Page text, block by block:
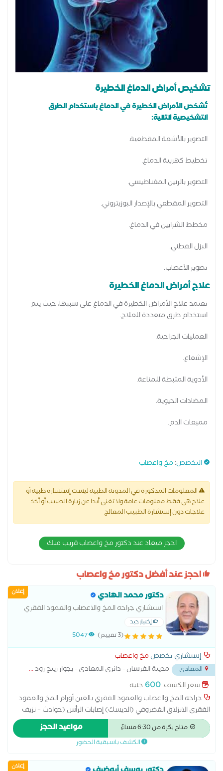
تشخيص أمراض الدماغ الخطيرة
تُشخص الأمراض الخطيرة في الدماغ باستخدام الطرق
التشخيصية التالية:
التصوير بالأشعة المقطعية.
تخطيط كهربية الدماغ.
التصوير بالرنين المغناطيسي.
التصوير المقطعي بالإصدار البوزيتروني.
مخطط الشرايين في الدماغ.
البزل القطني.
تصوير الأعصاب.
علاج أمراض الدماغ الخطيرة
تعتمد علاج الأمراض الخطيرة في الدماغ على سببها، حيث يتم
استخدام طرق متعددة للعلاج.
العمليات الجراحية.
الإشعاع.
الأدوية المثبطة للمناعة.
المضادات الحيوية.
مميعات الدم.
التخصص: مخ واعصاب
المعلومات المذكورة في المدونة الطبية ليست إستشارة طبية أو
علاج هي فقط معلومات عامة ولا تغني أبدا عن زيارة الطبيب أو أخذ
علاجات دون إستشارة الطبيب المعالج
احجز ميعاد عند دكتور مخ واعصاب قريب منك
احجز عند أفضل دكتور مخ واعصاب
إعلان دكتور محمد الهادي
استشاري جراحه المخ والاعصاب والعمود الفقري
إختيار جيد
(3 تقييم) 5047
إستشاري تخصص مخ واعصاب
المعادي مدينة الفرسان - دائري المعادي - بجوار رينج رود...
سعر الكشف:600 جنيه
جراحه المخ وااعصاب والعمود الفقري بالغين أورام المخ والعمود
الفقري الانزلاق الغضروفي (الديسك) إصابات الرأس (حوادث – نزيف
بالمخ) نزيف أو جلطة في المخ (في بعض الحالات الجراحية) تشوهات
العمود الفقري ضغط على الأعصاب (زي عرق النسا) استسقاء المخ
(تجمع السوائل) بعض حالات الصرع (جراحيًا)
متاح بكرة من 6:30 مساءً مواعيد الحجز
الكشف باسبقية الحضور
إعلان